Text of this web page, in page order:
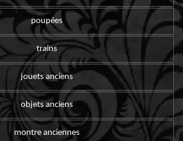
poupées
trains
jouets anciens
objets anciens
montre anciennes